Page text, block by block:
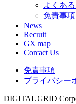
よくあ
免責事項
News
Recruit
GX map
Contact Us
免責事項
プライバシー
DIGITAL GRID